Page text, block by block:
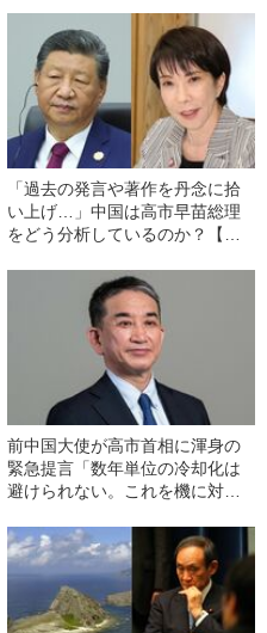
「過去の発言や著作を丹念に拾
い上げ…」中国は高市早苗総理
をどう分析しているのか？【垂
前中国大使が高市首相に渾身の
緊急提言「数年単位の冷却化は
避けられない。これを機に対中